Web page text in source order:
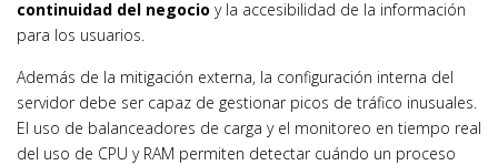
continuidad del negocio y la accesibilidad de la información
para los usuarios.
Además de la mitigación externa, la configuración interna del
servidor debe ser capaz de gestionar picos de tráfico inusuales.
El uso de balanceadores de carga y el monitoreo en tiempo real
del uso de CPU y RAM permiten detectar cuándo un proceso